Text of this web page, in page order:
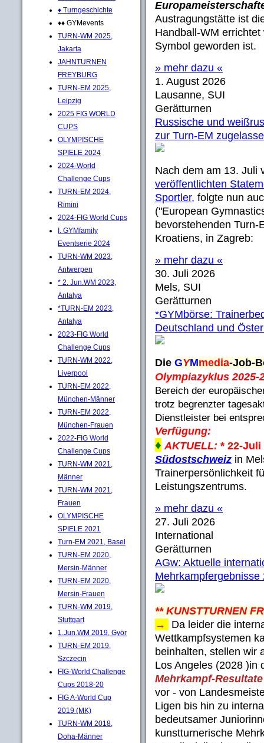
♦ Turngeschichte
♦♦ GYMevents
TURN-WM 2025,
Jakarta
JAHNTURNEN
FREYBURG
TURN-EM 2025,
Leipzig
2025 FIG WORLD
CUPS
OLYMPISCHE
SPIELE 2024
2024-World
Challenge Cups
TURN-EM 2024,
Rimini
2024-FIG World Cups
I. GYMfamily
Eventserie 2024
TURN-WM 2023,
Antwerpen
* 2. Jun.WM 2023,
Antalya
*TURN-EM 2023,
Antalya
2023-FIG World
Challenge Cups
TURN-WM 2022,
Liverpool
TURN-EM 2022,
München-Männer
TURN-EM 2022,
München-Frauen
2022-FIG World
Challenge Cups
TURN-WM 2021,
Männer
TURN-WM 2021,
Frauen
OLYMPISCHE
SPIELE 2021
Turn-EM 2021, Basel
TURN-EM 2020,
Mersin-Männer
TURN-EM 2020,
Mersin-Frauen
TURN-WM 2019,
Stuttgart
1.Jun.WM 2019, Györ
TURN-EM 2019,
Szczecin
FIG-World Challenge
Cups 2018-20
FIG A-World Cup
2019 (MK)
TURN-WM 2018,
Doha-Männer
Austragungstätte ist
Handball-WM
Symbol geworden ist.
» mehr dazu «
1. August 2026
Lausanne, SUI
Gerätturnen
Russische und
zur Turn-EM
Nach dem am 13. Juli
veröffentlichten
Sportler, folgte nun
("European
bevorstehenden
Kroatiens, in Zagreb:
» mehr dazu «
30. Juli 2026
Mels, SUI
Gerätturnen
*GYMbörse:
Deutschland und
Die GYMmedia-Job-
Olympiazyklus 2025-
Bereich der
trotz begrenzter
Dienstleister bei
Verfügung:
♦ AKTUELL: * 22-
Südostschweiz in
Trainerpersönlichkeit
Leistungszentrums.
» mehr dazu «
27. Juli 2026
International
Gerätturnen
AGw: Aktuelle
Mehrkampfergebnisse
** KUNSTTURNEN
→
Da leider die
Wettkampfsystemen
beinhalten, stellen wir
Los Angeles (2028 )in
Mehrkampf-Resultate
vor - von
Ligen bis hin zu
bedeutsamer
kunstturnerische